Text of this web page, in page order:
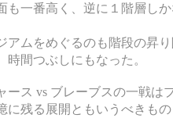
も一番高く、逆に１階層し
アムをめぐるのも階段の昇
時間つぶしにもなった。
ース vs ブレーブスの一戦は
に残る展開ともいうべきも